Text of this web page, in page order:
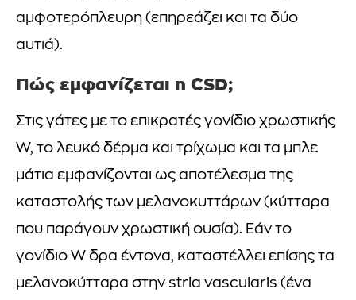
αμφοτερόπλευρη (επηρεάζει και τα δύο
αυτιά).
Πώς εμφανίζεται η CSD;
Στις γάτες με το επικρατές γονίδιο χρωστικής
W, το λευκό δέρμα και τρίχωμα και τα μπλε
μάτια εμφανίζονται ως αποτέλεσμα της
καταστολής των μελανοκυττάρων (κύτταρα
που παράγουν χρωστική ουσία). Εάν το
γονίδιο W δρα έντονα, καταστέλλει επίσης τα
μελανοκύτταρα στην stria vascularis (ένα